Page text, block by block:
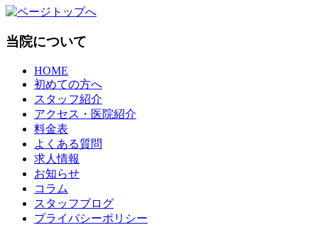
当院について
HOME
初めての方へ
スタッフ紹介
アクセス・医院紹介
料金表
よくある質問
求人情報
お知らせ
コラム
スタッフブログ
プライバシーポリシー